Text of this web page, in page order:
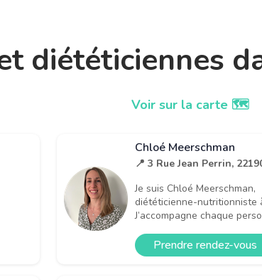
diététiciennes
Voir sur la carte 🗺️
Chloé Meerschman
📍 3 Rue Jean Perrin,
Je suis Chloé Meerschman,
diététicienne-nutritionniste
J’accompagne chaque
Prendre rendez-vous